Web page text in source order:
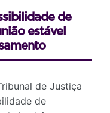
de
estável
de Justiça
de